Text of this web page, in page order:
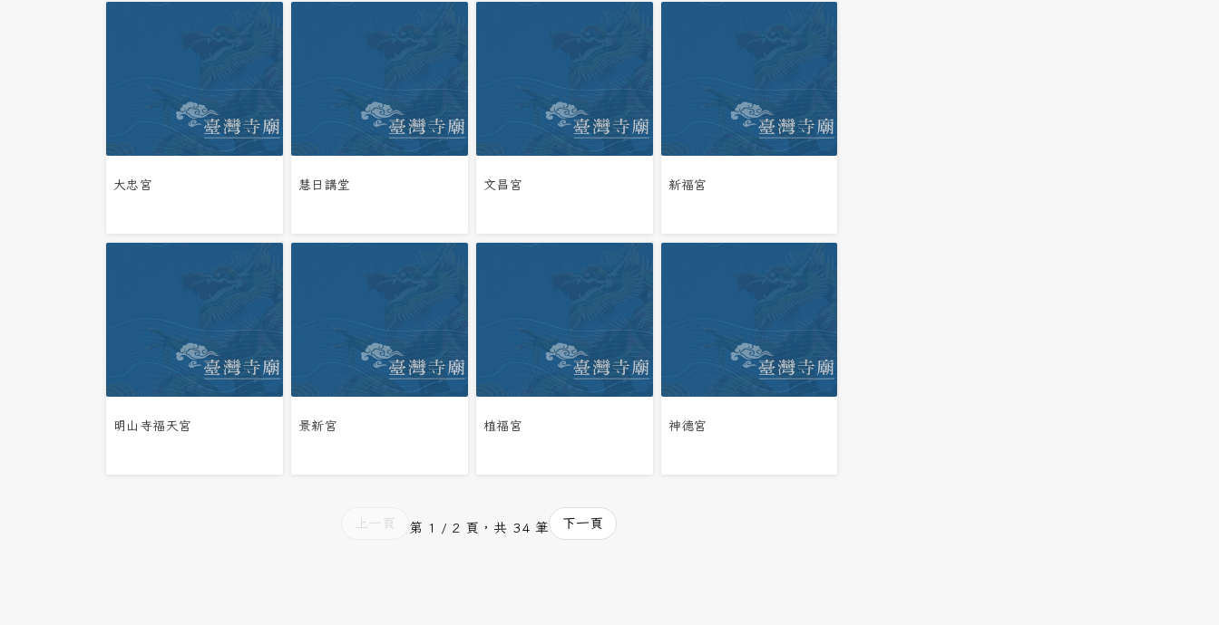
大忠宮 慧日講堂 文昌宮 新福宮
明山寺福天宮 景新宮 植福宮 神德宮
上一頁 第 1 / 2 頁，共 34 筆 下一頁